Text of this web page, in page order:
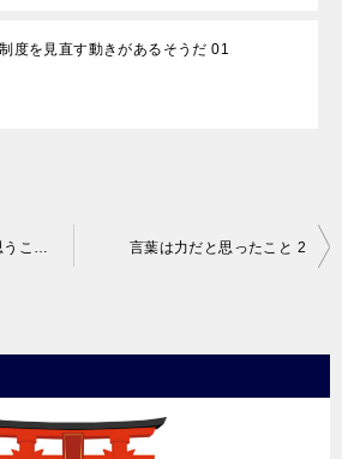
度を見直す動きがあるそうだ 01
相継ぐ交通事故を見て思うこと 2 言葉は力だと思ったこと 2